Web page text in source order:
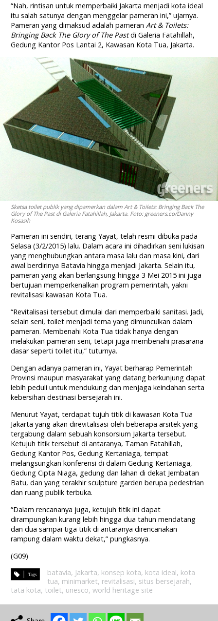
“Nah, rintisan untuk memperbaiki Jakarta menjadi kota ideal
itu salah satunya dengan menggelar pameran ini,” ujarnya.
Pameran yang dimaksud adalah pameranArt & Toilets:
Bringing Back The Glory of The Pastdi Galeria Fatahillah,
Gedung Kantor Pos Lantai 2, Kawasan Kota Tua, Jakarta.
Sketsa toilet publik yang dipamerkan dalam Art & Toilets: Bringing Back The
Glory of The Past di Galeria Fatahillah, Jakarta. Foto: greeners.co/Danny
Kosasih
Pameran ini sendiri, terang Yayat, telah resmi dibuka pada
Selasa (3/2/2015) lalu. Dalam acara ini dihadirkan seni lukisan
yang menghubungkan antara masa lalu dan masa kini, dari
awal berdirinya Batavia hingga menjadi Jakarta. Selain itu,
pameran yang akan berlangsung hingga 3 Mei 2015 ini juga
bertujuan memperkenalkan program pemerintah, yakni
revitalisasi kawasan Kota Tua.
“Revitalisasi tersebut dimulai dari memperbaiki sanitasi. Jadi,
selain seni, toilet menjadi tema yang dimunculkan dalam
pameran. Membenahi Kota Tua tidak hanya dengan
melakukan pameran seni, tetapi juga membenahi prasarana
dasar seperti toilet itu,” tuturnya.
Dengan adanya pameran ini, Yayat berharap Pemerintah
Provinsi maupun masyarakat yang datang berkunjung dapat
lebih peduli untuk mendukung dan menjaga keindahan serta
kebersihan destinasi bersejarah ini.
Menurut Yayat, terdapat tujuh titik di kawasan Kota Tua
Jakarta yang akan direvitalisasi oleh beberapa arsitek yang
tergabung dalam sebuah konsorsium Jakarta tersebut.
Ketujuh titik tersebut di antaranya, Taman Fatahillah,
Gedung Kantor Pos, Gedung Kertaniaga, tempat
melangsungkan konferensi di dalam Gedung Kertaniaga,
Gedung Cipta Niaga, gedung dan lahan di dekat Jembatan
Batu, dan yang terakhir sculpture garden berupa pedestrian
dan ruang publik terbuka.
“Dalam rencananya juga, ketujuh titik ini dapat
dirampungkan kurang lebih hingga dua tahun mendatang
dan dua sampai tiga titik di antaranya direncanakan
rampung dalam waktu dekat,” pungkasnya.
(G09)
batavia, Jakarta, konsep kota, kota ideal, kota
tua, minimarket, revitalisasi, situs bersejarah,
tata kota, toilet, unesco,world heritage site